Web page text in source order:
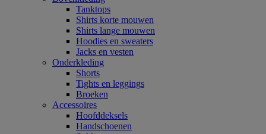
Tanktops
Shirts korte mouwen
Shirts lange mouwen
Hoodies en sweaters
Jacks en vesten
Onderkleding
Shorts
Tights en leggings
Broeken
Accessoires
Hoofddeksels
Handschoenen